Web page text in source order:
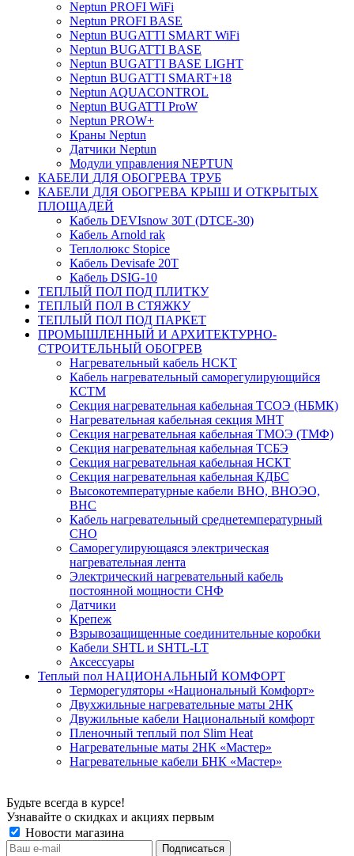
Neptun PROFI WiFi
Neptun PROFI BASE
Neptun BUGATTI SMART WiFi
Neptun BUGATTI BASE
Neptun BUGATTI BASE LIGHT
Neptun BUGATTI SMART+18
Neptun AQUACONTROL
Neptun BUGATTI ProW
Neptun PROW+
Краны Neptun
Датчики Neptun
Модули управления NEPTUN
КАБЕЛИ ДЛЯ ОБОГРЕВА ТРУБ
КАБЕЛИ ДЛЯ ОБОГРЕВА КРЫШ И ОТКРЫТЫХ
ПЛОЩАДЕЙ
Кабель DEVIsnow 30Т (DTCE-30)
Кабель Arnold rak
Теплолюкс Stopice
Кабель Devisafe 20T
Кабель DSIG-10
ТЕПЛЫЙ ПОЛ ПОД ПЛИТКУ
ТЕПЛЫЙ ПОЛ В СТЯЖКУ
ТЕПЛЫЙ ПОЛ ПОД ПАРКЕТ
ПРОМЫШЛЕННЫЙ И АРХИТЕКТУРНО-
СТРОИТЕЛЬНЫЙ ОБОГРЕВ
Нагревательный кабель НCKТ
Кабель нагревательный саморегулирующийся
КСТМ
Секция нагревательная кабельная ТСОЭ (НБМК)
Нагревательная кабельная секция МНТ
Секция нагревательная кабельная ТМОЭ (ТМФ)
Секция нагревательная кабельная ТСБЭ
Секция нагревательная кабельная НСКТ
Секция нагревательная кабельная КДБС
Высокотемпературные кабели ВНО, ВНОЭО,
ВНС
Кабель нагревательный среднетемпературный
СНО
Саморегулирующаяся электрическая
нагревательная лента
Электрический нагревательный кабель
постоянной мощности СНФ
Датчики
Крепеж
Взрывозащищенные соединительные коробки
Кабели SHTL и SHTL-LT
Аксессуары
Теплый пол НАЦИОНАЛЬНЫЙ КОМФОРТ
Терморегуляторы «Национальный Комфорт»
Двухжильные нагревательные маты 2НК
Двужильные кабели Национальный комфорт
Пленочный теплый пол Slim Heat
Нагревательные маты 2НК «Мастер»
Нагревательные кабели БНК «Мастер»
Будьте всегда в курсе!
Узнавайте о скидках и акциях первым
Новости магазина